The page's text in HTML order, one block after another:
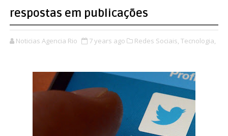
respostas em publicações
Noticias Agencia Rio 7 years ago Redes Sociais, Tecnologia,